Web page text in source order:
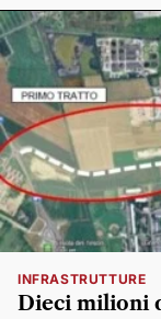
INFRASTRUTTURE
Dieci milioni